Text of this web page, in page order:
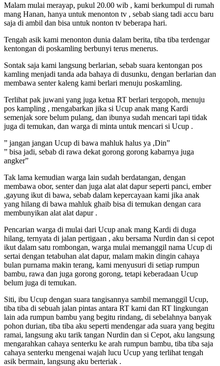
Malam mulai merayap, pukul 20.00 wib , kami berkumpul di rumah
mang Hanan, hanya untuk menonton tv , sebab siang tadi accu baru
saja di ambil dan bisa untuk nonton tv beberapa hari.
Tengah asik kami menonton dunia dalam berita, tiba tiba terdengar
kentongan di poskamling berbunyi terus menerus.
Sontak saja kami langsung berlarian, sebab suara kentongan pos
kamling menjadi tanda ada bahaya di dusunku, dengan berlarian dan
membawa senter kaleng kami berlari menuju poskamling.
Terlihat pak juwani yang juga ketua RT berlari tergopoh, menuju
pos kampling , mengabarkan jika si Ucup anak mang Kardi
semenjak sore belum pulang, dan ibunya sudah mencari tapi tidak
juga di temukan, dan warga di minta untuk mencari si Ucup .
” jangan jangan Ucup di bawa mahluk halus ya ,Din”
” bisa jadi, sebab di rawa dekat gorong gorong kabarnya juga
angker”
Tak lama kemudian warga lain sudah berdatangan, dengan
membawa obor, senter dan juga alat alat dapur seperti panci, ember
,gayung ikut di bawa, sebab dalam kepercayaan kami jika anak
yang hilang di bawa mahluk ghaib bisa di temukan dengan cara
membunyikan alat alat dapur .
Pencarian warga di mulai dari Ucup anak mang Kardi di duga
hilang, ternyata di jalan pertigaan , aku bersama Nurdin dan si cepot
ikut dalam satu rombongan, warga mulai memanggil nama Ucup di
sertai dengan tetabuhan alat dapur, malam makin dingin cahaya
bulan purnama makin terang, kami menyusuri di setiap rumpun
bambu, rawa dan juga gorong gorong, tetapi keberadaan Ucup
belum juga di temukan.
Siti, ibu Ucup dengan suara tangisannya sambil memanggil Ucup,
tiba tiba di sebuah jalan pintas antara RT kami dan RT lingkungan
lain ada rumpun bambu yang begitu rindang, di sebelahnya banyak
pohon durian, tiba tiba aku seperti mendengar ada suara yang begitu
ramai, langsung aku tarik tangan Nurdin dan si Cepot, aku langsung
mengarahkan cahaya senterku ke arah rumpun bambu, tiba tiba saja
cahaya senterku mengenai wajah lucu Ucup yang terlihat tengah
asik bermain, langsung aku berteriak .